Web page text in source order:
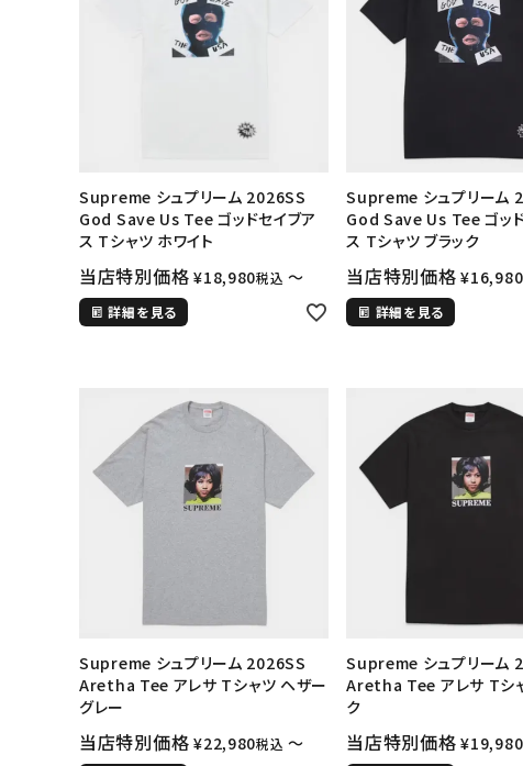
search
シーズンから探す
Supreme シュプリーム 2026SS
God Save Us Tee ゴッドセイブア
ス Tシャツ ホワイト
当店特別価格 ¥18,980税込 〜
詳細を見る
Supreme シュプリーム
God Save Us Tee ゴッ
ス Tシャツ ブラック
当店特別価格 ¥16,980
詳細を見る
Supreme シュプリーム 2026SS
Aretha Tee アレサ Tシャツ ヘザー
グレー
当店特別価格 ¥22,980税込 〜
Supreme シュプリーム
Aretha Tee アレサ Tシ
ク
当店特別価格 ¥19,980